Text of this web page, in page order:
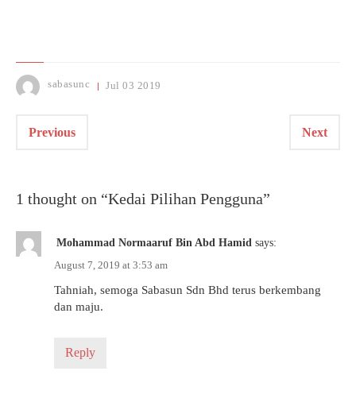
sabasunc Jul 03 2019
Previous Next
1 thought on “Kedai Pilihan Pengguna”
Mohammad Normaaruf Bin Abd Hamid says:
August 7, 2019 at 3:53 am
Tahniah, semoga Sabasun Sdn Bhd terus berkembang
dan maju.
Reply